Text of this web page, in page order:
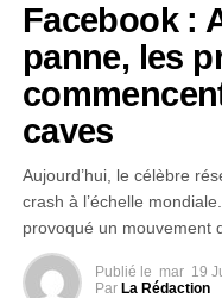
Facebook :
panne, les
caves
Aujourd’hui, le célèbre
crash à l’échelle
provoqué un mouvement
Publié le mar 19
Par La Rédaction